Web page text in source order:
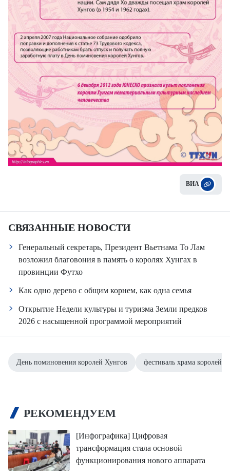
ВИА
СВЯЗАННЫЕ НОВОСТИ
Генеральный секретарь, Президент Вьетнама То Лам
возложил благовония в память о королях Хунгах в
провинции Футхо
Как одно дерево с общим корнем, как одна семья
Открытие Недели культуры и туризма Земли предков
2026 с насыщенной программой мероприятий
День поминовения королей Хунгов фестиваль храма королей
РЕКОМЕНДУЕМ
[Инфографика] Цифровая
трансформация стала основой
функционирования нового аппарата